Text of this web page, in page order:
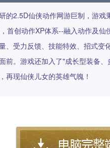
的2.5D仙侠动作网游巨制，游
首创动作XP体系--融入动作及
、受力反馈、技能特效、招式
前。游戏还加入了"成长型装备
再现仙侠儿女的英雄气魄！